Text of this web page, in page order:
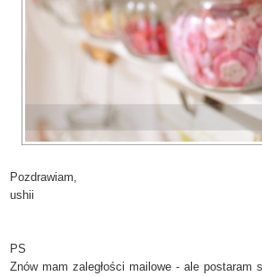
Pozdrawiam,
ushii
PS
Znów mam zaległości mailowe - ale postaram